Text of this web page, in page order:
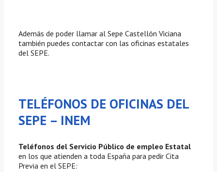
Además de poder llamar al Sepe Castellón Viciana
también puedes contactar con las oficinas estatales
del SEPE.
TELÉFONOS DE OFICINAS DEL
SEPE – INEM
Teléfonos del Servicio Público de empleo Estatal
en los que atienden a toda España para pedir Cita
Previa en el SEPE: